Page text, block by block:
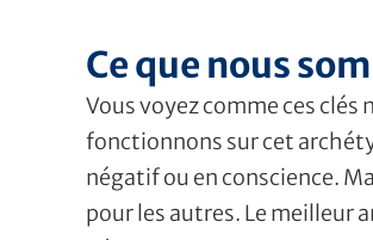
Ce que nous
Vous voyez comme ces
fonctionnons sur cet
négatif ou en conscience.
pour les autres. Le meilleur